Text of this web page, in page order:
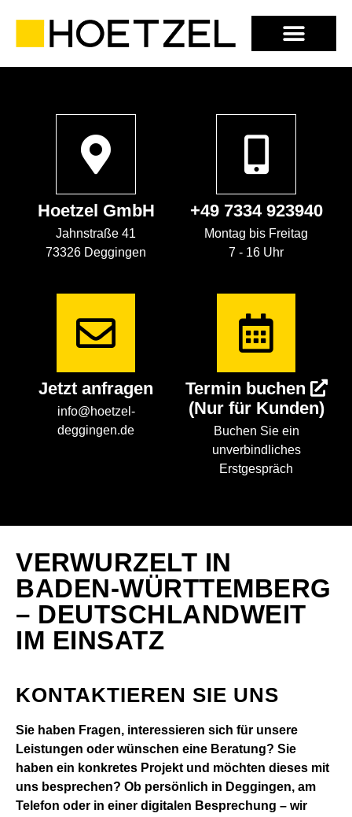
Hoetzel GmbH
Jahnstraße 41
73326 Deggingen
+49 7334 923940
Montag bis Freitag
7 - 16 Uhr
Jetzt anfragen
info@hoetzel-
deggingen.de
Termin buchen
(Nur für Kunden)
Buchen Sie ein
unverbindliches
Erstgespräch
VERWURZELT IN
BADEN-WÜRTTEMBERG
– DEUTSCHLAND­WEIT
IM EINSATZ
KONTAKTIEREN SIE UNS
Sie haben Fragen, interessieren sich für unsere
Leistungen oder wünschen eine Beratung? Sie
haben ein konkretes Projekt und möchten dieses mit
uns besprechen? Ob persönlich in Deggingen, am
Telefon oder in einer digitalen Besprechung – wir